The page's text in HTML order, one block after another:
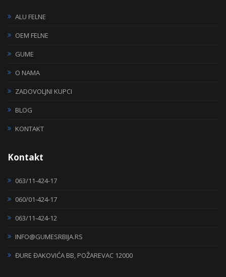
ALU FELNE
OEM FELNE
GUME
O NAMA
ZADOVOLJNI KUPCI
BLOG
KONTAKT
Kontakt
063/11-424-17
060/01-424-17
063/11-424-12
INFO@GUMESRBIJA.RS
ĐURE ĐAKOVIĆA BB, POŽAREVAC 12000